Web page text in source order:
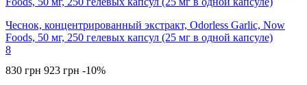
Чеснок, концентрированный экстракт, Odorless Garlic, Now
Foods, 50 мг, 250 гелевых капсул (25 мг в одной капсуле)
8
830 грн 923 грн -10%